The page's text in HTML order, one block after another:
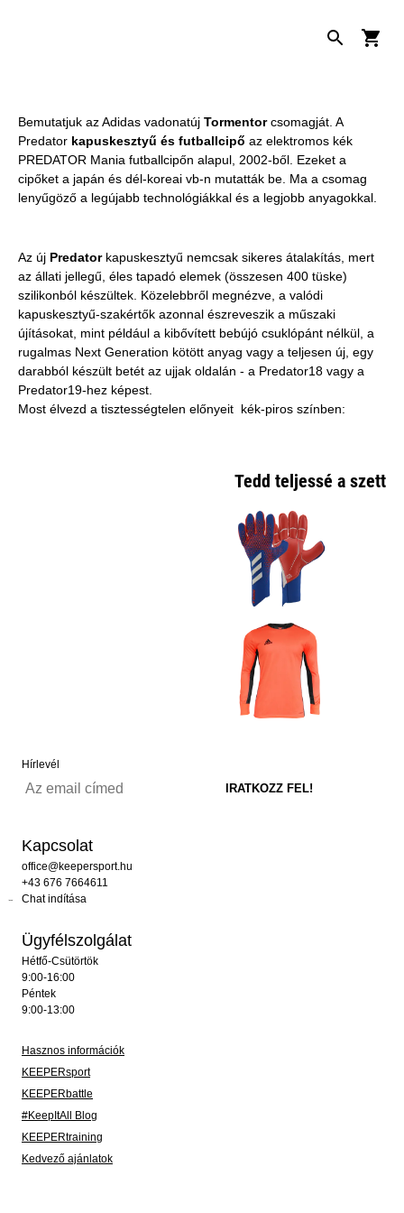
Bemutatjuk az Adidas vadonatúj Tormentorcsomagját. A
Predator kapuskesztyű és futballcipő az elektromos kék
PREDATOR Mania futballcipőn alapul, 2002-ből. Ezeket a
cipőket a japán és dél-koreai vb-n mutatták be. Ma a csomag
lenyűgöző a legújabb technológiákkal és a legjobb anyagokkal.
Az új Predatorkapuskesztyű nemcsak sikeres átalakítás, mert
az állati jellegű, éles tapadó elemek (összesen 400 tüske)
szilikonból készültek. Közelebbről megnézve, a valódi
kapuskesztyű-szakértők azonnal észreveszik a műszaki
újításokat, mint például a kibővített bebújó csuklópánt nélkül, a
rugalmas Next Generation kötött anyag vagy a teljesen új, egy
darabból készült betét az ujjak oldalán - a Predator18 vagy a
Predator19-hez képest.
Most élvezd a tisztességtelen előnyeit kék-piros színben:
Tedd teljessé a szetted
Hírlevél
Kapcsolat
office@keepersport.hu
+43 676 7664611
Chat indítása
Ügyfélszolgálat
Hétfő-Csütörtök
9:00-16:00
Péntek
9:00-13:00
Hasznos információk
KEEPERsport
KEEPERbattle
#KeepItAll Blog
KEEPERtraining
Kedvező ajánlatok